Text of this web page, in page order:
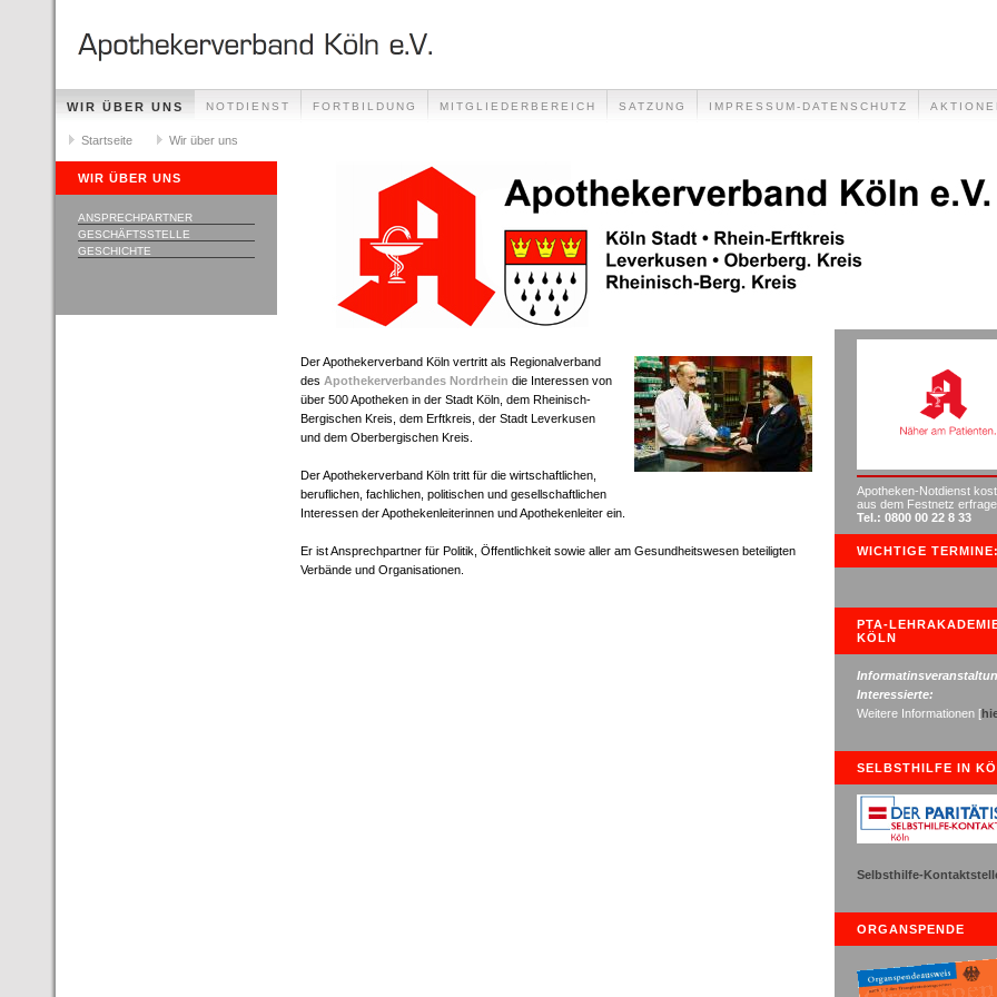
WIR ÜBER UNS NOTDIENST FORTBILDUNG MITGLIEDERBEREICH SATZUNG IMPRESSUM-DATENSCHUTZ
VERANSTALTUNGEN NACHRICHTEN
Startseite Wir über uns
WIR ÜBER UNS
ANSPRECHPARTNER
GESCHÄFTSSTELLE
GESCHICHTE
Der Apothekerverband Köln vertritt als Regionalverband
des Apothekerverbandes Nordrhein die Interessen von
über 500 Apotheken in der Stadt Köln, dem Rheinisch-
Bergischen Kreis, dem Erftkreis, der Stadt Leverkusen
und dem Oberbergischen Kreis.
Der Apothekerverband Köln tritt für die wirtschaftlichen,
beruflichen, fachlichen, politischen und gesellschaftlichen
Interessen der Apothekenleiterinnen und Apothekenleiter ein.
Er ist Ansprechpartner für Politik, Öffentlichkeit sowie aller am Gesundheitswesen beteiligten
Verbände und Organisationen.
Apotheken-Notdienst
aus dem Festnetz
Tel.: 0800 00 22 8 33
WICHTIGE TERMINE:
PTA-
KÖLN
Interessierte:
Weitere Informationen [
SELBSTHILFE IN
Selbsthilfe-
ORGANSPENDE